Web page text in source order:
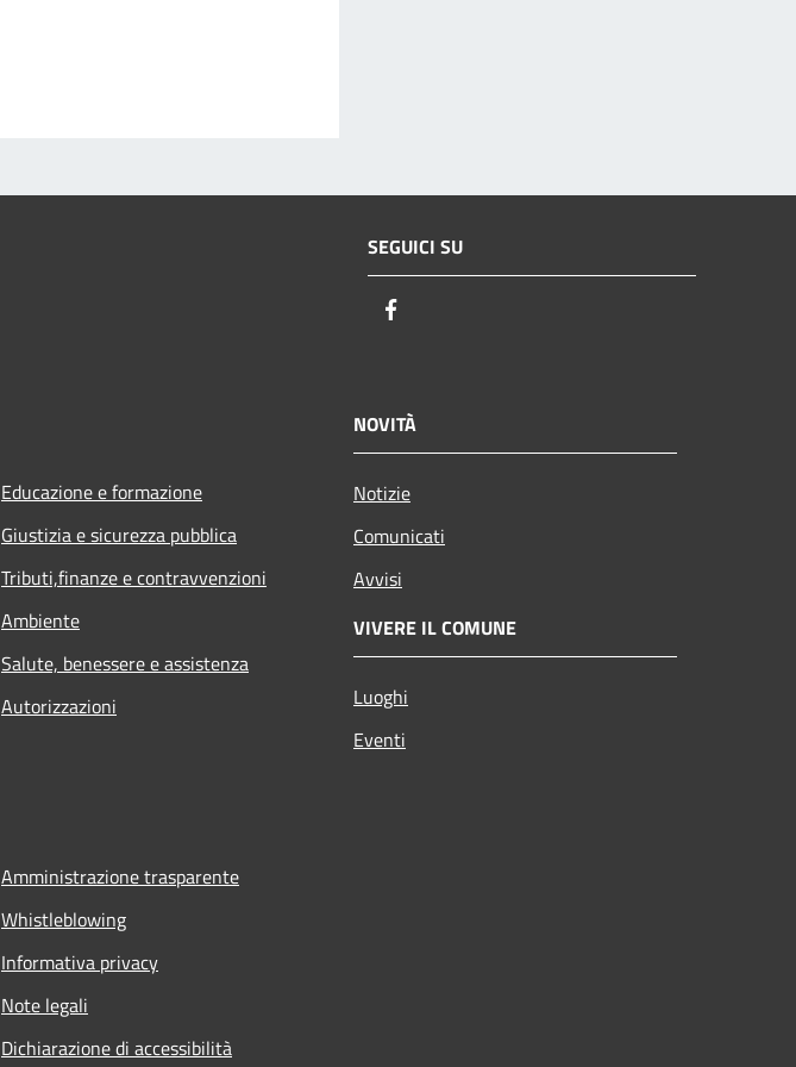
SEGUICI SU
Educazione e formazione
Giustizia e sicurezza pubblica
Tributi,finanze e contravvenzioni
Ambiente
Salute, benessere e assistenza
Autorizzazioni
NOVITÀ
Notizie
Comunicati
Avvisi
VIVERE IL COMUNE
Luoghi
Eventi
Amministrazione trasparente
Whistleblowing
Informativa privacy
Note legali
Dichiarazione di accessibilità